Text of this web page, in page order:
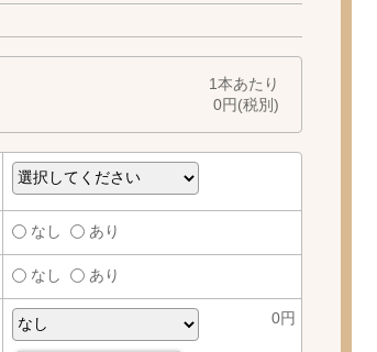
1本あたり
0円(税別)
なし あり
なし あり
0円